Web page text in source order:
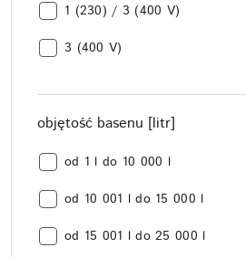
liczba
1 (230) / 3 (400 V)
liczba
3 (400 V)
objętość basenu [litr]
objętość
[litr]:
od 1 l do 10 000 l
objętość
[litr]:
od 10 001 l do 15 000 l
objętość
od 15 001 l do 25 000 l